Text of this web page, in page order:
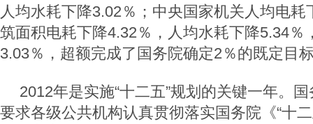
人均水耗下降3.02％；中央国家机关人均电耗
筑面积电耗下降4.32％，人均水耗下降5.34％
3.03％，超额完成了国务院确定2％的既定目
2012年是实施“十二五”规划的关键一年。
要求各级公共机构认真贯彻落实国务院《“十